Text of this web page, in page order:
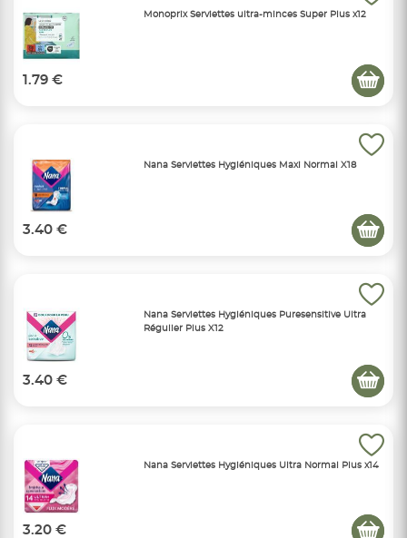
Monoprix Serviettes ultra-minces Super Plus x12
1.79 €
Nana Serviettes Hygiéniques Maxi Normal X18
3.40 €
Nana Serviettes Hygiéniques Puresensitive Ultra
Régulier Plus X12
3.40 €
Nana Serviettes Hygiéniques Ultra Normal Plus x14
3.20 €